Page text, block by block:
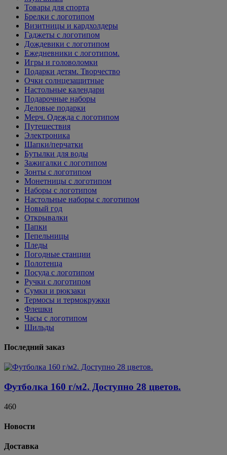
Товары для спорта
Брелки с логотипом
Визитницы и кардхолдеры
Гаджеты с логотипом
Дождевики с логотипом
Ежедневники с логотипом.
Игры и головоломки
Подарки детям. Творчество
Очки солнцезащитные
Настольные календари
Подарочные наборы
Деловые подарки
Мерч. Одежда с логотипом
Путешествия
Электроника
Шапки/перчатки
Бутылки для воды
Зажигалки с логотипом
Зонты с логотипом
Монетницы с логотипом
Наборы с логотипом
Настольные наборы с логотипом
Новый год
Открывалки
Папки
Пепельницы
Пледы
Погодные станции
Полотенца
Посуда с логотипом
Ручки с логотипом
Сумки и рюкзаки
Термосы и термокружки
Флешки
Часы с логотипом
Шильды
Последний заказ
Футболка 160 г/м2. Доступно 28 цветов.
460
Новости
Доставка